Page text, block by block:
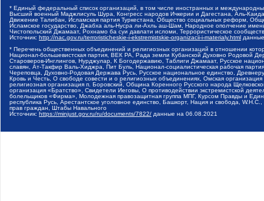
* Единый федеральный список организаций, в том числе иностранных и
Высший военный Маджлисуль Шура, Конгресс народов Ичкерии и Дагестана, Аль-
Движение Талибан, Исламская партия Туркестана, Общество социальных реформ,
Исламское государство, Джабха аль-Нусра ли-Ахль аш-Шам, Народное ополчение
Чистопольский Джамаат, Рохнамо ба суи давлати исломи, Террористическое
Источник: http://nac.gov.ru/terroristicheskie-i-ekstremistskie-organizacii-i-materialy.html
* Перечень общественных объединений и религиозных организаций в отношении
Национал-большевистская партия, ВЕК РА, Рада земли Кубанской Духовно Родовой
Староверов-Инглингов, Нурджулар, К Богодержавию, Таблиги Джамаат, Русское
славян, Ат-Такфир Валь-Хиджра, Пит Буль, Национал-социалистическая рабочая
Череповца, Духовно-Родовая Держава Русь, Русское национальное единство,
Кровь и Честь, О свободе совести и о религиозных объединениях, Омская
религиозная организация п. Боровский, Община Коренного Русского народа
организация «Братство», Свидетели Иеговы, О противодействии экстремистской
болельщиков «Фирма», Молодежная правозащитная группа МПГ, Курсом Правды и
республика Русь, Арестантское уголовное единство, Башкорт, Нация и свобода,
прав граждан, Штабы Навального
Источник: https://minjust.gov.ru/ru/documents/7822/ данные на 06.08.2021